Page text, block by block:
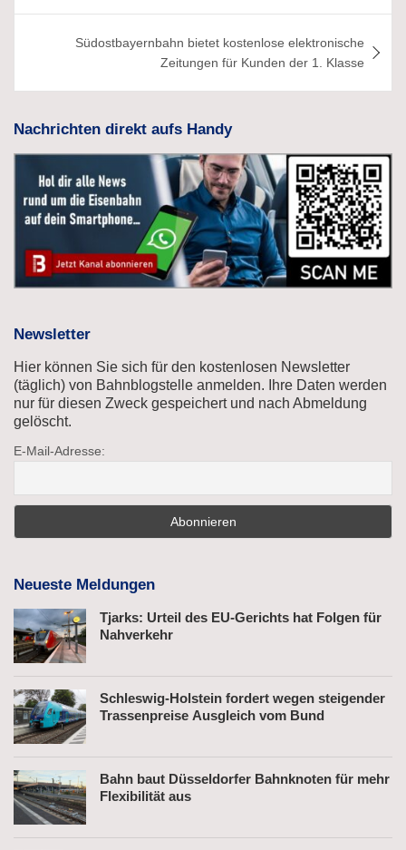
Südostbayernbahn bietet kostenlose elektronische
Zeitungen für Kunden der 1. Klasse
Nachrichten direkt aufs Handy
Newsletter
Hier können Sie sich für den kostenlosen Newsletter
(täglich) von Bahnblogstelle anmelden. Ihre Daten werden
nur für diesen Zweck gespeichert und nach Abmeldung
gelöscht.
E-Mail-Adresse:
Neueste Meldungen
Tjarks: Urteil des EU-Gerichts hat Folgen für
Nahverkehr
Schleswig-Holstein fordert wegen steigender
Trassenpreise Ausgleich vom Bund
Bahn baut Düsseldorfer Bahnknoten für mehr
Flexibilität aus